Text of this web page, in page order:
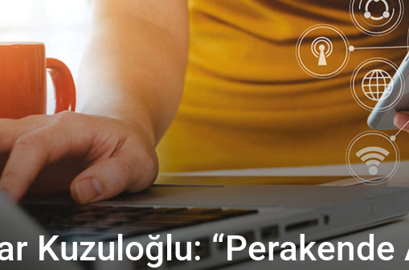
Kuzuloğlu: “Perakende